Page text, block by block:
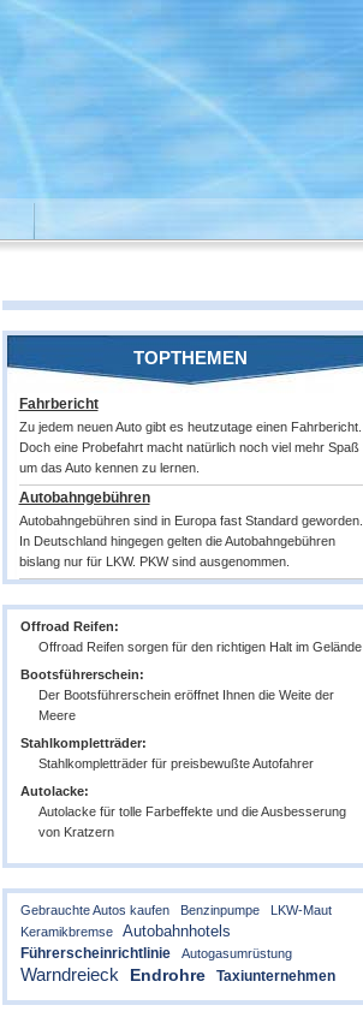
TOPTHEMEN
Fahrbericht
Zu jedem neuen Auto gibt es heutzutage einen Fahrbericht.
Doch eine Probefahrt macht natürlich noch viel mehr Spaß
um das Auto kennen zu lernen.
Autobahngebühren
Autobahngebühren sind in Europa fast Standard geworden.
In Deutschland hingegen gelten die Autobahngebühren
bislang nur für LKW. PKW sind ausgenommen.
Offroad Reifen:
Offroad Reifen sorgen für den richtigen Halt im Gelände
Bootsführerschein:
Der Bootsführerschein eröffnet Ihnen die Weite der
Meere
Stahlkompletträder:
Stahlkompletträder für preisbewußte Autofahrer
Autolacke:
Autolacke für tolle Farbeffekte und die Ausbesserung
von Kratzern
Gebrauchte Autos kaufen Benzinpumpe
LKW-Maut
Keramikbremse
Autobahnhotels
Führerscheinrichtlinie Autogasumrüstung
Warndreieck Endrohre Taxiunternehmen